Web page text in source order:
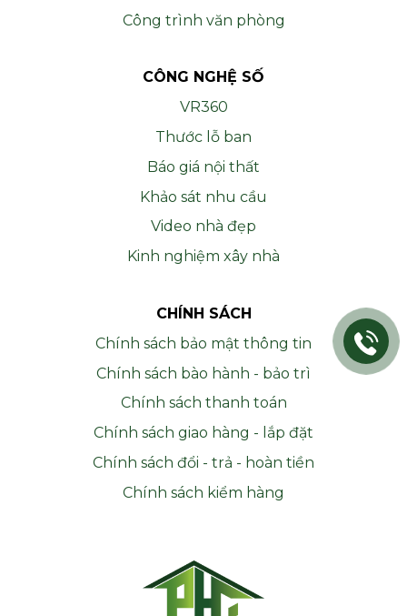
Công trình văn phòng
CÔNG NGHỆ SỐ
VR360
Thước lỗ ban
Báo giá nội thất
Khảo sát nhu cầu
Video nhà đẹp
Kinh nghiệm xây nhà
CHÍNH SÁCH
Chính sách bảo mật thông tin
Chính sách bào hành - bảo trì
Chính sách thanh toán
Chính sách giao hàng - lắp đặt
Chính sách đổi - trả - hoàn tiền
Chính sách kiểm hàng